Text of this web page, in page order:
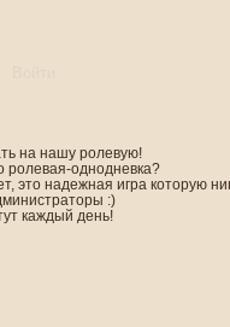
на нашу ролевую!
ролевая-однодневка?
это надежная игра которую
:)
каждый день!